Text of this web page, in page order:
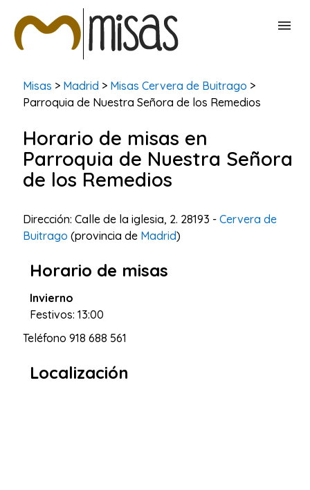
BUSCAR MISAS
Misas > Madrid > Misas Cervera de Buitrago >
Parroquia de Nuestra Señora de los Remedios
Horario de misas en
Parroquia de Nuestra Señora
de los Remedios
Dirección: Calle de la iglesia, 2. 28193 - Cervera de
Buitrago (provincia de Madrid)
Horario de misas
Invierno
Festivos: 13:00
Teléfono 918 688 561
Localización